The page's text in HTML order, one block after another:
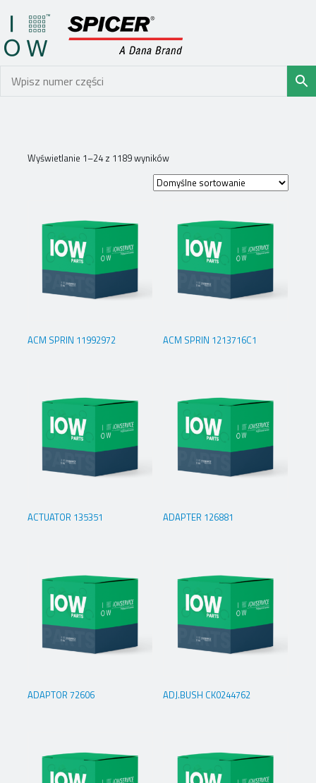
Wyświetlanie 1–24 z 1189 wyników
ACM SPRIN 11992972 ACM SPRIN 1213716C1
ACTUATOR 135351 ADAPTER 126881
ADAPTOR 72606 ADJ.BUSH CK0244762